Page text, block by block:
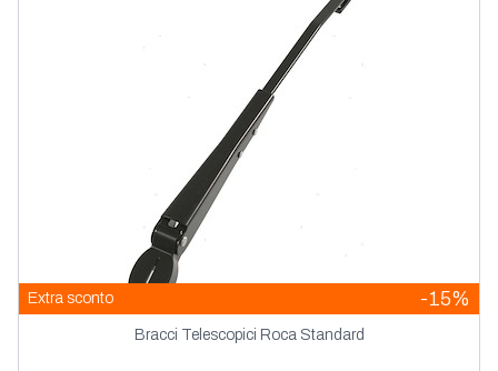
Extra sconto -15%
Bracci Telescopici Roca Standard